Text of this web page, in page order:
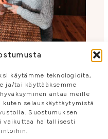
käytämme teknologioita,
ja/tai käyttääksemme
antaa meille
selauskäyttäytymistä
Suostumuksen
vaikuttaa haitallisesti
cabin, which
way of life.